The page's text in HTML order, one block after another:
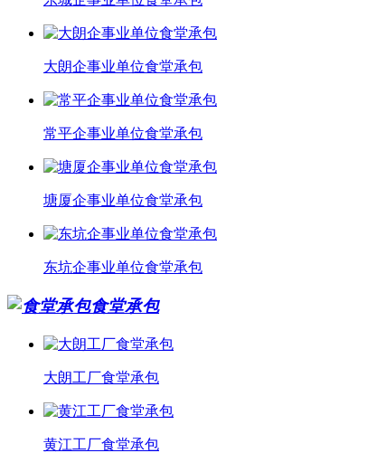
大朗企事业单位食堂承包
常平企事业单位食堂承包
塘厦企事业单位食堂承包
东坑企事业单位食堂承包
食堂承包
大朗工厂食堂承包
黄江工厂食堂承包